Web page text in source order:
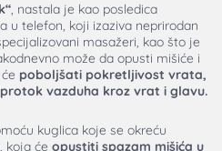
, nastala je kao posledica
u telefon, koji izaziva neprirodan
masažeri, kao što je
može da opusti mišiće i
poboljšati pokretljivost vrata,
vazduha kroz vrat i glavu.
kuglica koje se okreću
koja će opustiti spazam mišića u